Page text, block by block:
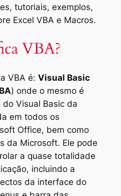
tutoriais, exemplos,
Excel VBA e Macros.
VBA?
VBA é: Visual Basic
) onde o mesmo é
Visual Basic da
em todos os
Office, bem como
da Microsoft. Ele pode
a quase totalidade
incluindo a
da interface do